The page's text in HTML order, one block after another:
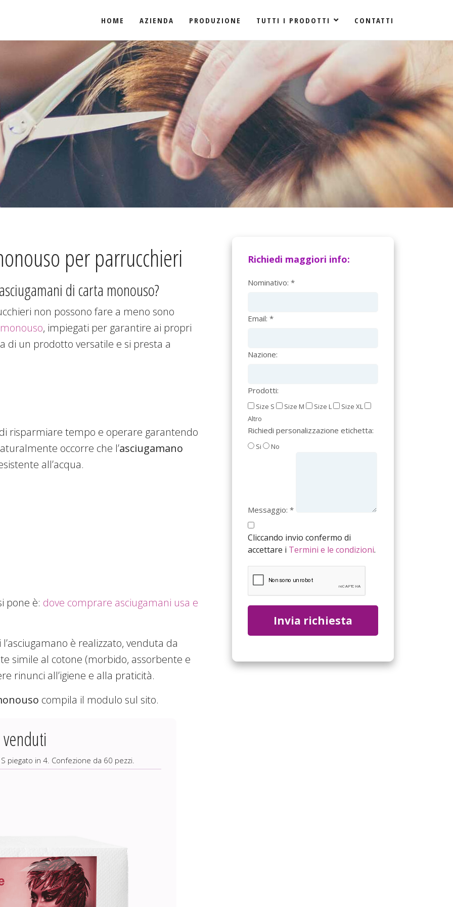
HOME AZIENDA PRODUZIONE TUTTI I PRODOTTI CONTATTI
per parrucchieri
di carta monouso?
non possono fare a meno sono
, impiegati per garantire ai propri
di un prodotto versatile e si presta a
risparmiare tempo e operare garantendo
occorre che l’asciugamano
all’acqua.
pone è: dove comprare asciugamani usa e
è realizzato, venduta da
simile al cotone (morbido, assorbente e
rinunci all’igiene e alla praticità.
compila il modulo sul sito.
piegato in 4. Confezione da 60 pezzi.
Richiedi maggiori info:
Nominativo: *
Email: *
Nazione:
Prodotti:
Size S Size M Size L
Size XL
Altro
Richiedi personalizzazione etichetta:
Si No
Messaggio: *
Cliccando invio confermo di
accettare i Termini e le condizioni.